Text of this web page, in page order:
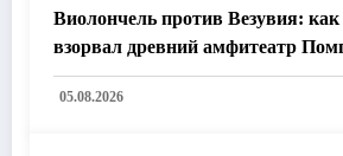
Виолончель против Везувия: как
взорвал древний амфитеатр
05.08.2026